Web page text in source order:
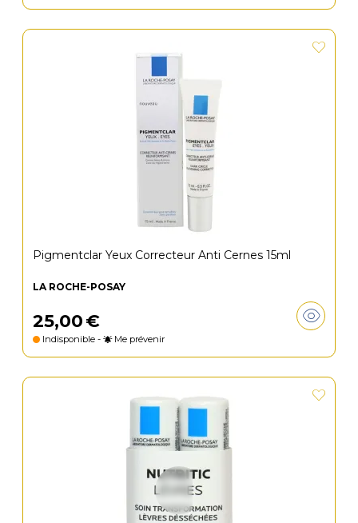
Pigmentclar Yeux Correcteur Anti Cernes 15ml
LA ROCHE-POSAY
25,00€
Indisponible - Me prévenir